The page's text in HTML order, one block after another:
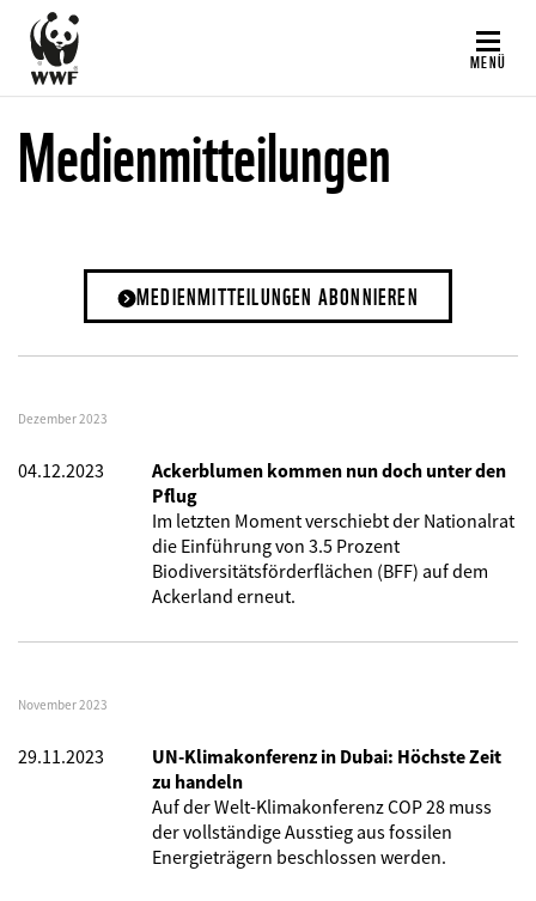
Direkt
zum
Inhalt
MENÜ
Medienmitteilungen
MEDIENMITTEILUNGEN ABONNIEREN
Dezember 2023
04.12.2023
Ackerblumen kommen nun doch unter den
Pflug
Im letzten Moment verschiebt der Nationalrat
die Einführung von 3.5 Prozent
Biodiversitätsförderflächen (BFF) auf dem
Ackerland erneut.
November 2023
29.11.2023
UN-Klimakonferenz in Dubai: Höchste Zeit
zu handeln
Auf der Welt-Klimakonferenz COP 28 muss
der vollständige Ausstieg aus fossilen
Energieträgern beschlossen werden.